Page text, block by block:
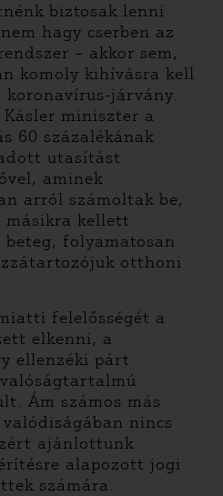
biztosak lenni
hagy cserben az
– akkor sem,
komoly kihívásra kell
járvány.
miniszter a
60 százalékának
utasítást
aminek
arról számoltak be,
másikra kellett
beteg, folyamatosan
otthoni
felelősségét a
elkenni, a
ellenzéki párt
Ám számos más
nincs
ajánlottunk
alapozott jogi
számára.